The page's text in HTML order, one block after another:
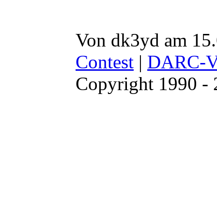
Von dk3yd am
Contest | DARC-
Copyright 1990 -